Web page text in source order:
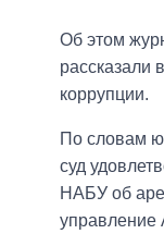
Об этом
рассказали
коррупции.
По словам
суд
НАБУ об
управление